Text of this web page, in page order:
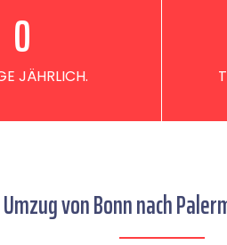
JÄHRLICH.
0
Umzug von Bonn nach